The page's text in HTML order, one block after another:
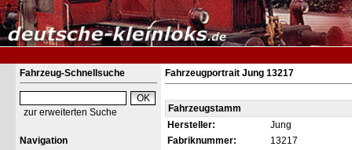
Fahrzeug-Schnellsuche
zur erweiterten Suche
Navigation
Fahrzeugportrait Jung 13217
Fahrzeugstamm
Hersteller:
Jung
Fabriknummer:
13217